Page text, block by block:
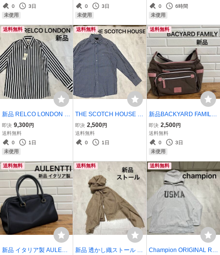
ュアル ポケット おしゃれ
サブバッグ 玉ya1743
0
3日
未使用
け 肩掛け 軽量 カジュアル
ポケット おしゃれ サブバ
0
3日
未使用
ゃれ サブバッグ ナイロン
バッグ 百貨店 玉ya1744
0
6時間
未使用
送料無料
新品 RELCO LONDON レ
ルコ ロンドン ボタンダウ
ンシャツ B.D ストライプ
長袖 ヨーロッパ企画 イギ
リスブランド サイズL 玉
即決 9,300円
送料無料
0
1日
未使用
送料無料
THE SCOTCH HOUSE ザ
スコッチハウス ボタンダ
ウンシャツ BD コットン
シャツ 長袖 アメカジ カジ
即決 2,500円
送料無料
0
1日
送料無料
新品BACKYARD FAMILY
バックヤードファミリー
ショルダーバッグ 斜めか
け 肩掛け 軽量 カジュアル
ポケット おしゃれ サブバ
即決 2,500円
送料無料
0
3日
未使用
送料無料
新品 イタリア製 AULENTI
送料無料
新品 透かし織ストール シ
送料無料
Champion ORIGINAL RE